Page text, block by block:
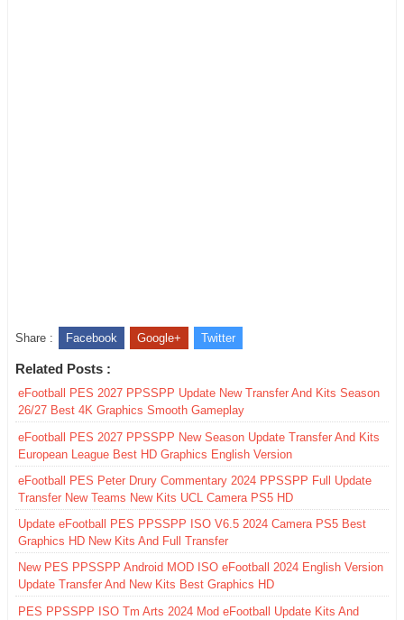
Share : Facebook Google+ Twitter
Related Posts :
eFootball PES 2027 PPSSPP Update New Transfer And Kits Season
26/27 Best 4K Graphics Smooth Gameplay
eFootball PES 2027 PPSSPP New Season Update Transfer And Kits
European League Best HD Graphics English Version
eFootball PES Peter Drury Commentary 2024 PPSSPP Full Update
Transfer New Teams New Kits UCL Camera PS5 HD
Update eFootball PES PPSSPP ISO V6.5 2024 Camera PS5 Best
Graphics HD New Kits And Full Transfer
New PES PPSSPP Android MOD ISO eFootball 2024 English Version
Update Transfer And New Kits Best Graphics HD
PES PPSSPP ISO Tm Arts 2024 Mod eFootball Update Kits And